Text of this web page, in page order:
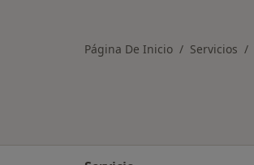
Página De Inicio Servicios